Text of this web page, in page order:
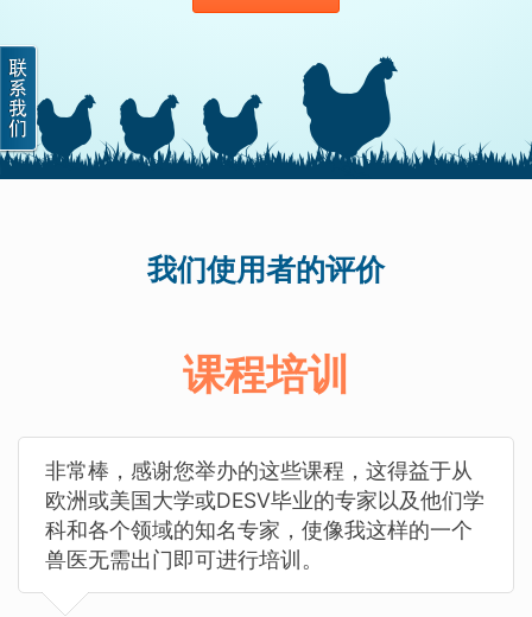
我们使用者的评价
课程培训
非常棒，感谢您举办的这些课程，这得益于从
欧洲或美国大学或DESV毕业的专家以及他们学
科和各个领域的知名专家，使像我这样的一个
兽医无需出门即可进行培训。